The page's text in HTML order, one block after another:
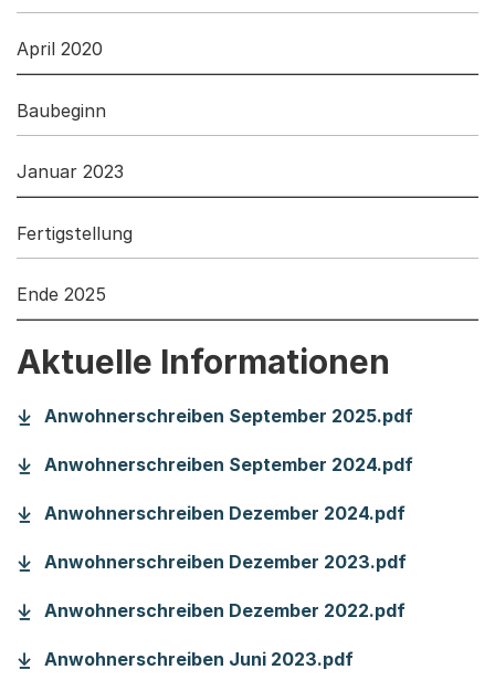
April 2020
Baubeginn
Januar 2023
Fertigstellung
Ende 2025
Aktuelle Informationen
Anwohnerschreiben September 2025.pdf(Startet
Anwohnerschreiben September 2024.pdf(Startet
Anwohnerschreiben Dezember 2024.pdf(Startet
Anwohnerschreiben Dezember 2023.pdf(Startet
Anwohnerschreiben Dezember 2022.pdf(Startet
Anwohnerschreiben Juni 2023.pdf(Startet einen